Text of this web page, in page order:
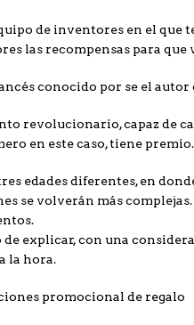
de inventores en el que
las recompensas para
conocido por se el autor
revolucionario, capaz de
en este caso, tiene premio.
edades diferentes, en
se volverán más
explicar, con una
la hora.
promocional de regalo